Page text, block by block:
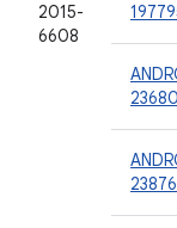
2015-
6608